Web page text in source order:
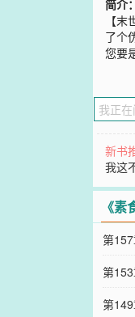
简介：
【
了个
您要
新书
我这
《
第157
第
第